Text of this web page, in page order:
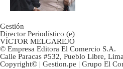
Gestión
Director Periodístico (e)
VÍCTOR MELGAREJO
© Empresa Editora El Comercio S.A.
Calle Paracas #532, Pueblo Libre,
Copyright© | Gestion.pe | Grupo El